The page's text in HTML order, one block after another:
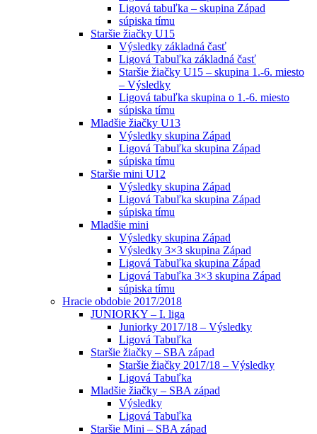
Ligová tabuľka – skupina Západ
súpiska tímu
Staršie žiačky U15
Výsledky základná časť
Ligová Tabuľka základná časť
Staršie žiačky U15 – skupina 1.-6. miesto
– Výsledky
Ligová tabuľka skupina o 1.-6. miesto
súpiska tímu
Mladšie žiačky U13
Výsledky skupina Západ
Ligová Tabuľka skupina Západ
súpiska tímu
Staršie mini U12
Výsledky skupina Západ
Ligová Tabuľka skupina Západ
súpiska tímu
Mladšie mini
Výsledky skupina Západ
Výsledky 3×3 skupina Západ
Ligová Tabuľka skupina Západ
Ligová Tabuľka 3×3 skupina Západ
súpiska tímu
Hracie obdobie 2017/2018
JUNIORKY – I. liga
Juniorky 2017/18 – Výsledky
Ligová Tabuľka
Staršie žiačky – SBA západ
Staršie žiačky 2017/18 – Výsledky
Ligová Tabuľka
Mladšie žiačky – SBA západ
Výsledky
Ligová Tabuľka
Staršie Mini – SBA západ